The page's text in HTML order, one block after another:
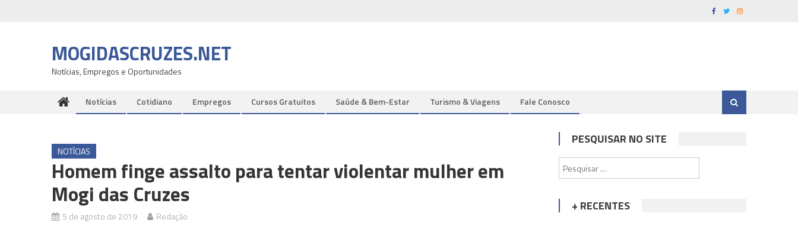
MOGIDASCRUZES.NET
Notícias, Empregos e Oportunidades
Notícias Cotidiano Empregos Cursos Gratuitos Saúde & Bem-Estar Turismo & Viagens Fale Conosco
NOTÍCIAS
Homem finge assalto para tentar violentar mulher em
Mogi das Cruzes
5 de agosto de 2019 Redação
PESQUISAR NO SITE
por:
+ RECENTES